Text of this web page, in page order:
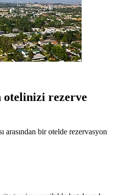
otelinizi rezerve
arasından bir otelde rezervasyon